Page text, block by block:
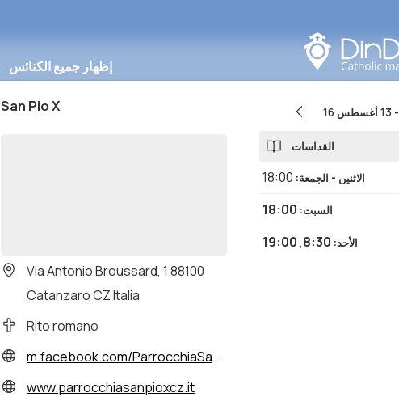
إظهار جميع الكنائس
San Pio X
Via Antonio Broussard, 1 88100
Catanzaro CZ Italia
Rito romano
m.facebook.com/ParrocchiaSanPioXcz/
www.parrocchiasanpioxcz.it
-13 أغسطس
القداسات
الاثنين - الجمعة:
18:00
السبت:
18:00
الأحد:
8:30
,
19:00